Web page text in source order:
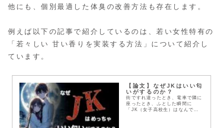
他にも、個別最適した体臭の改善方法も存在します。
例えば以下の記事で紹介しているのは、若い女性特有の
「若々しい 甘い香りを実装する方法」について紹介し
ています。
【論文】なぜJKはいい匂
いがするのか？
街ですれ違ったとき、電車で隣に
座ったとき、ふとした瞬間に
「JK（女子高校生）はなんでこ